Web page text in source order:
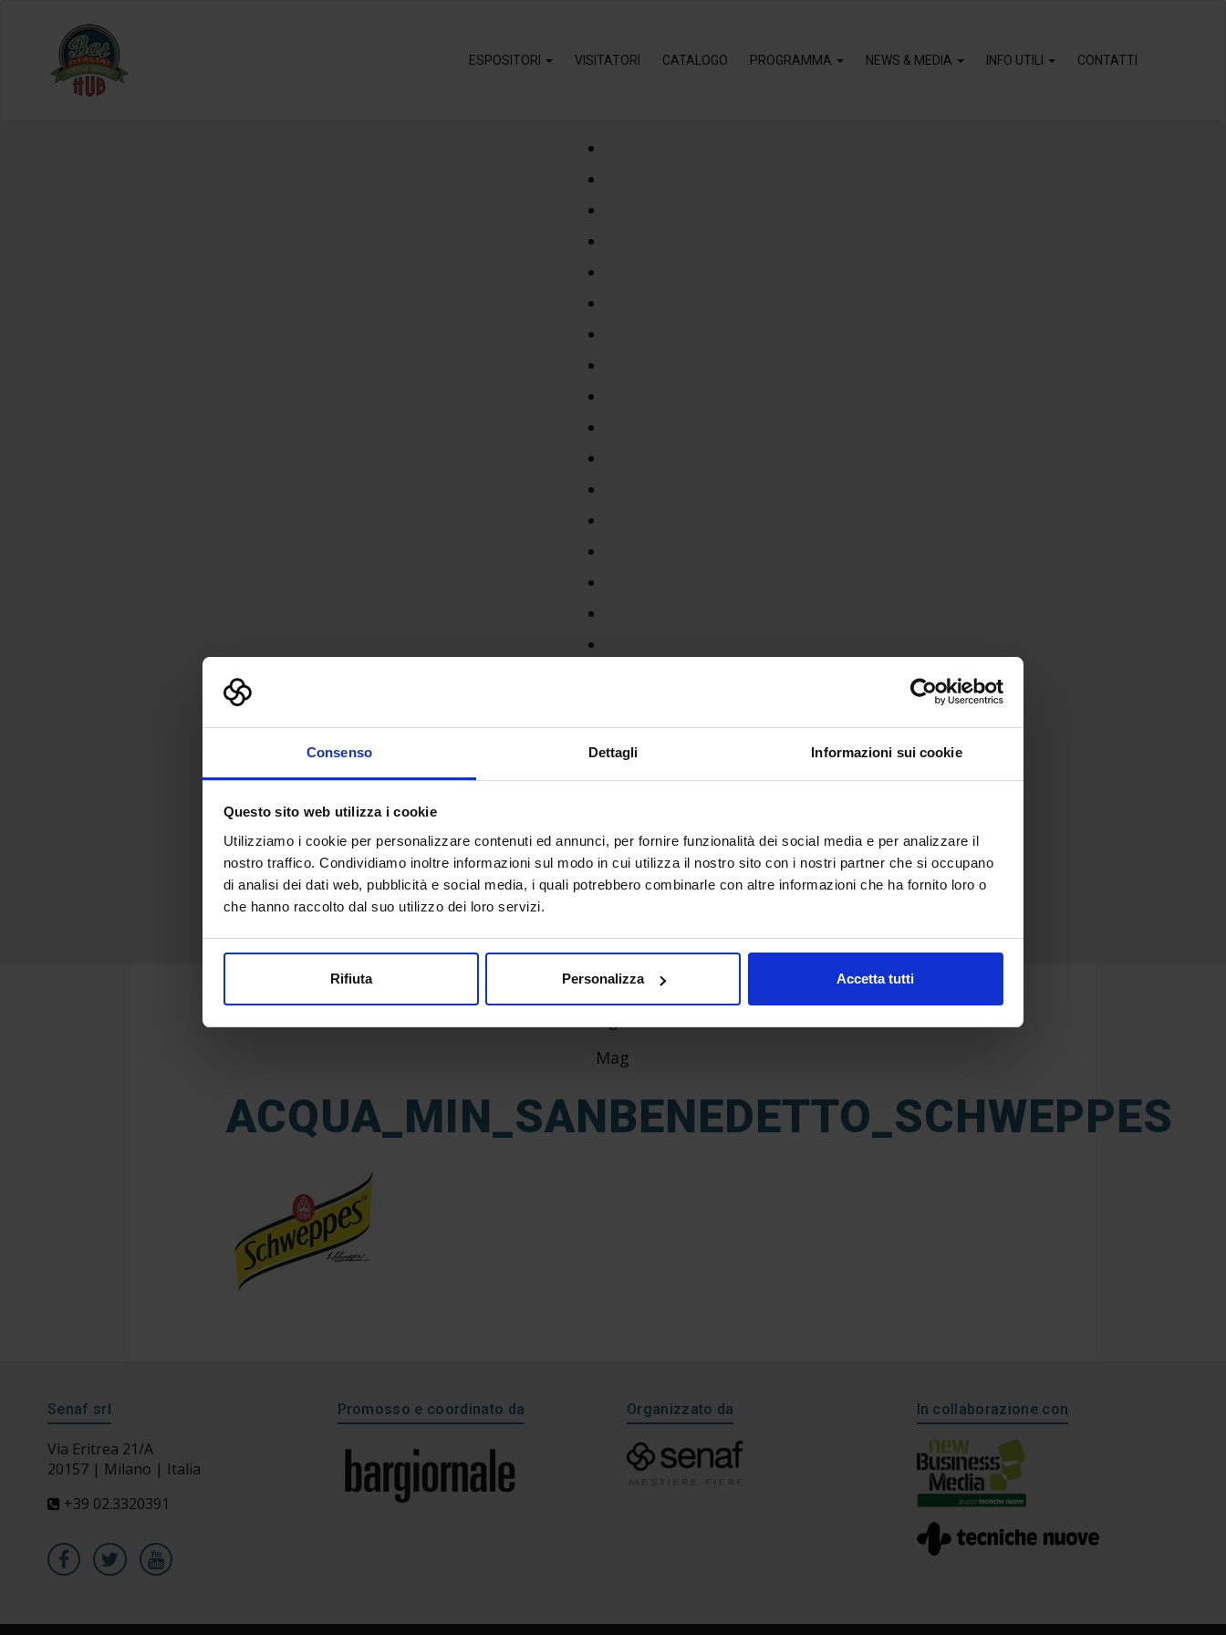
Consenso Dettagli Informazioni sui cookie
Questo sito web utilizza i cookie
Utilizziamo i cookie per personalizzare contenuti ed annunci, per fornire funzionalità dei social media e per analizzare il
nostro traffico. Condividiamo inoltre informazioni sul modo in cui utilizza il nostro sito con i nostri partner che si occupano
di analisi dei dati web, pubblicità e social media, i quali potrebbero combinarle con altre informazioni che ha fornito loro o
che hanno raccolto dal suo utilizzo dei loro servizi.
Rifiuta Personalizza Accetta tutti
ESPOSITORI VISITATORI CATALOGO PROGRAMMA NEWS & MEDIA INFO UTILI CONTATTI
8
Mag
ACQUA_MIN_SANBENEDETTO_SCHWEPPES
Senaf srl
Via Eritrea 21/A
20157 | Milano | Italia
+39 02.3320391
Promosso e coordinato da Organizzato da In collaborazione con